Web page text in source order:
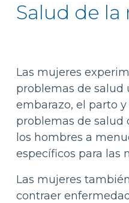
Salud de la
Las mujeres
problemas de salud
embarazo, el parto
problemas de salud
los hombres a
específicos para las
Las mujeres
contraer